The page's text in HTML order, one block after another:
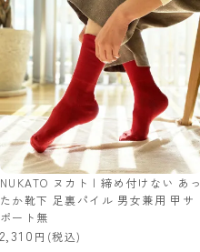
NUKATO ヌカト | 締め付けない あっ
たか靴下 足裏パイル 男女兼用 甲サ
ポート無
2,310 (税込)